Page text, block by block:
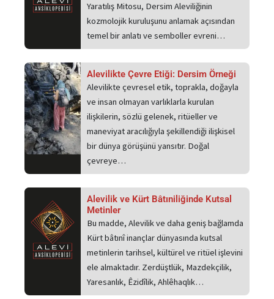
Yaratılış Mitosu, Dersim Aleviliğinin
kozmolojik kuruluşunu anlamak açısından
temel bir anlatı ve semboller evreni…
Alevilikte Çevre Etiği: Dersim Örneği
Alevilikte çevresel etik, toprakla, doğayla
ve insan olmayan varlıklarla kurulan
ilişkilerin, sözlü gelenek, ritüeller ve
maneviyat aracılığıyla şekillendiği ilişkisel
bir dünya görüşünü yansıtır. Doğal
çevreye…
Alevilik ve Kürt Bâtıniliğinde Kutsal
Metinler
Bu madde, Alevilik ve daha geniş bağlamda
Kürt bâtınî inançlar dünyasında kutsal
metinlerin tarihsel, kültürel ve ritüel işlevini
ele almaktadır. Zerdüştlük, Mazdekçilik,
Yaresanlık, Êzidîlik, Ahlêhaqlık…